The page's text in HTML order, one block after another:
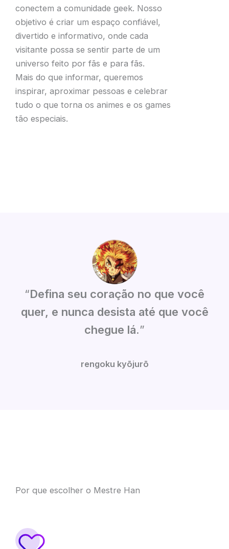
conectem a comunidade geek. Nosso
objetivo é criar um espaço confiável,
divertido e informativo, onde cada
visitante possa se sentir parte de um
universo feito por fãs e para fãs.
Mais do que informar, queremos
inspirar, aproximar pessoas e celebrar
tudo o que torna os animes e os games
tão especiais.
“Defina seu coração no que você
quer, e nunca desista até que você
chegue lá.”
rengoku kyōjurō
Por que escolher o Mestre Han